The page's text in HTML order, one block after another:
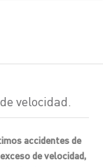
velocidad.
accidentes de
de velocidad,